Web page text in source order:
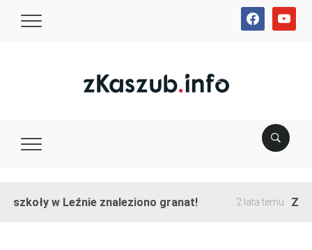
facebookyoutube
szkoły w Leźnie znaleziono granat! 2 lata temu